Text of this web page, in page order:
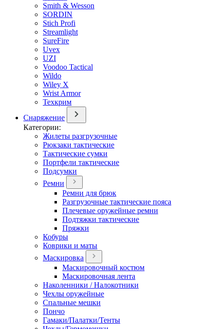
Smith & Wesson
SORDIN
Stich Profi
Streamlight
SureFire
Uvex
UZI
Voodoo Tactical
Wildo
Wiley X
Wrist Armor
Техкрим
Снаряжение
Категории:
Жилеты разгрузочные
Рюкзаки тактические
Тактические сумки
Портфели тактические
Подсумки
Ремни
Ремни для брюк
Разгрузочные тактические пояса
Плечевые оружейные ремни
Подтяжки тактические
Пряжки
Кобуры
Коврики и маты
Маскировка
Маскировочный костюм
Маскировочная лента
Наколенники / Налокотники
Чехлы оружейные
Спальные мешки
Пончо
Гамаки/Палатки/Тенты